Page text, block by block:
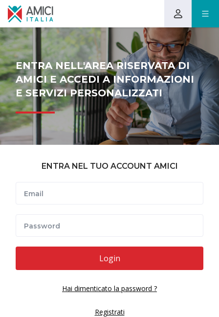
ENTRA NELL'AREA RISERVATA DI
AMICI E ACCEDI A INFORMAZIONI
E SERVIZI PERSONALIZZATI
ENTRA NEL TUO ACCOUNT AMICI
Email
Password
Login
Hai dimenticato la password ?
Registrati